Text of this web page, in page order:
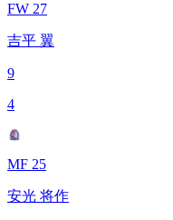
FW 27
吉平 翼
9
4
MF 25
安光 将作